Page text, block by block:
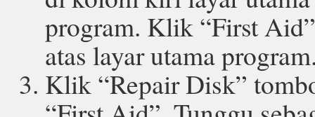
program. Klik “First
atas layar utama
Klik “Repair Disk”